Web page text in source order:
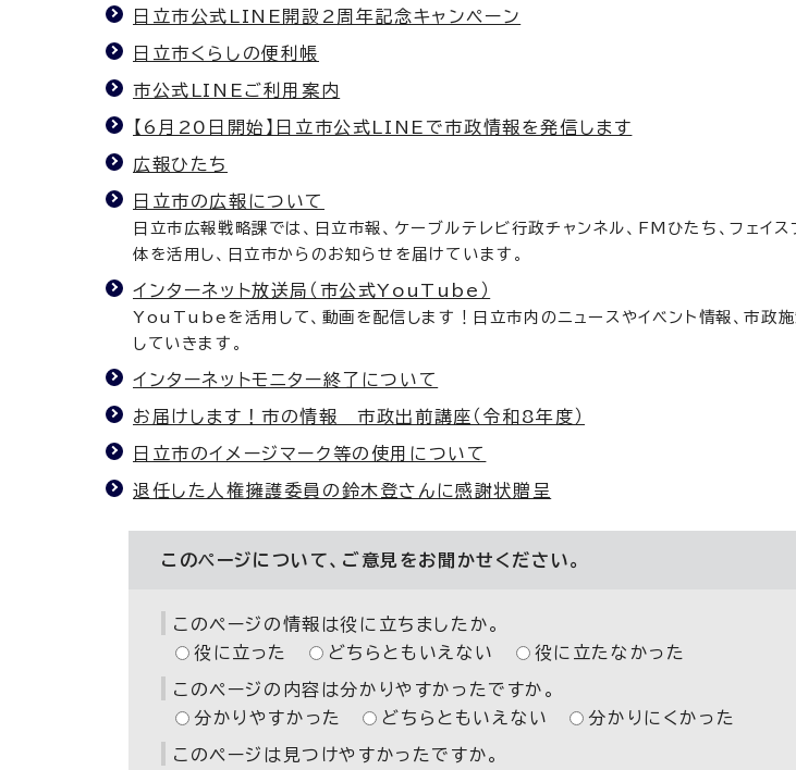
日立市公式LINE開設2周年記念キャンペーン
日立市くらしの便利帳
市公式LINEご利用案内
【6月20日開始】日立市公式LINEで市政情報を発信します
広報ひたち
日立市の広報について
日立市広報戦略課では、日立市報、ケーブルテレビ行政チャンネル、FMひたち、フェイ
体を活用し、日立市からのお知らせを届けています。
インターネット放送局（市公式YouTube）
YouTubeを活用して、動画を配信します！日立市内のニュースやイベント情報、市政施
していきます。
インターネットモニター終了について
お届けします！市の情報 市政出前講座（令和8年度）
日立市のイメージマーク等の使用について
退任した人権擁護委員の鈴木登さんに感謝状贈呈
このページについて、ご意見をお聞かせください。
このページの情報は役に立ちましたか。
役に立った
どちらともいえない 役に立たなかった
このページの内容は分かりやすかったですか。
分かりやすかった
どちらともいえない 分かりにくかった
このページは見つけやすかったですか。